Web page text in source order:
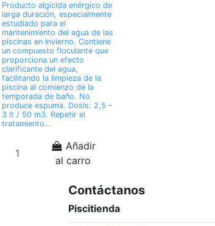
Producto algicida enérgico de
larga duración, especialmente
estudiado para el
mantenimiento del agua de las
piscinas en invierno. Contiene
un compuesto floculante que
proporciona un efecto
clarificante del agua,
facilitando la limpieza de la
piscina al comienzo de la
temporada de baño. No
produce espuma. Dosis: 2,5 –
3 lt / 50 m3. Repetir el
tratamiento...
Añadir
al carro
Contáctanos
Piscitienda